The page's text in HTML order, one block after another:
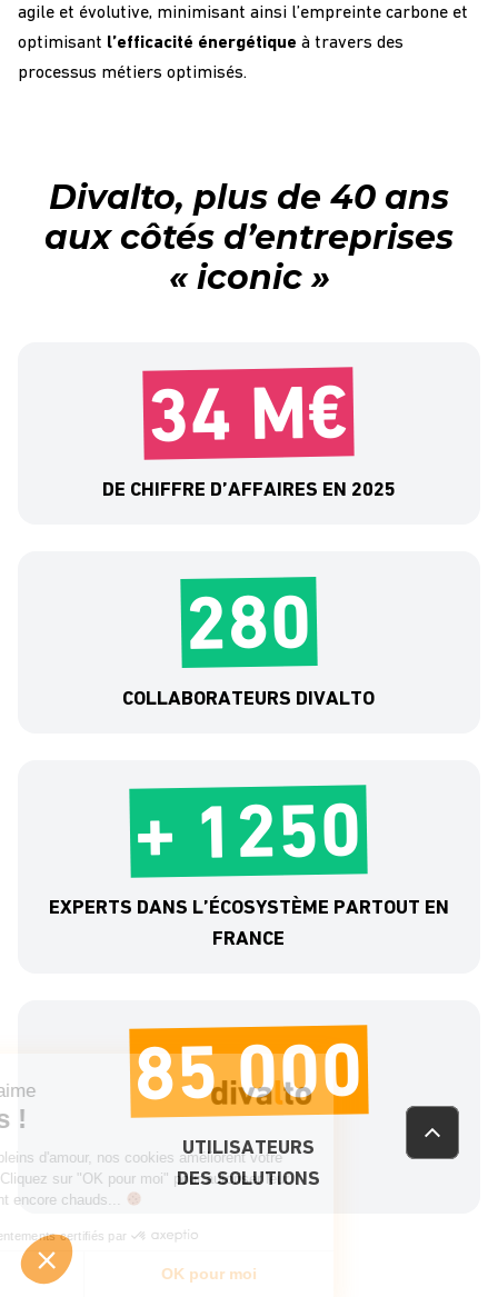
agile et évolutive, minimisant ainsi l’empreinte carbone et
optimisant l’efficacité énergétique à travers des
processus métiers optimisés.
Divalto, plus de 40 ans
aux côtés d’entreprises
« iconic »
34 M€
DE CHIFFRE D’AFFAIRES EN 2025
280
COLLABORATEURS DIVALTO
+ 1250
EXPERTS DANS L’ÉCOSYSTÈME PARTOUT EN
FRANCE
85 000
UTILISATEURS
DES SOLUTIONS
Continuer sans accepter
Chez Divalto on aime
Les cookies !
Tendres, moelleux et pleins d'amour, nos cookies améliorent votre
navigation sur le site. Cliquez sur "OK pour moi" pour autoriser leur
utilisation. Vite, ils sont encore chauds...
Consentements certifiés par